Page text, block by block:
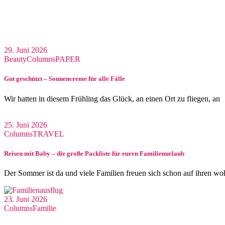
29. Juni 2026
BeautyColumnsPAPER
Gut geschützt – Sonnencreme für alle Fälle
Wir hatten in diesem Frühling das Glück, an einen Ort zu fliegen, an
25. Juni 2026
ColumnsTRAVEL
Reisen mit Baby – die große Packliste für euren Familienurlaub
Der Sommer ist da und viele Familien freuen sich schon auf ihren
23. Juni 2026
ColumnsFamilie